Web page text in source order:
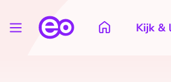
Kijk &